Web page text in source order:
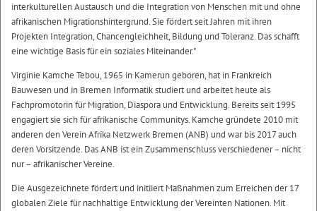
interkulturellen Austausch und die Integration von Menschen mit und ohne
afrikanischen Migrationshintergrund. Sie fördert seit Jahren mit ihren
Projekten Integration, Chancengleichheit, Bildung und Toleranz. Das schafft
eine wichtige Basis für ein soziales Miteinander."
Virginie Kamche Tebou, 1965 in Kamerun geboren, hat in Frankreich
Bauwesen und in Bremen Informatik studiert und arbeitet heute als
Fachpromotorin für Migration, Diaspora und Entwicklung. Bereits seit 1995
engagiert sie sich für afrikanische Communitys. Kamche gründete 2010 mit
anderen den Verein Afrika Netzwerk Bremen (ANB) und war bis 2017 auch
deren Vorsitzende. Das ANB ist ein Zusammenschluss verschiedener – nicht
nur – afrikanischer Vereine.
Die Ausgezeichnete fördert und initiiert Maßnahmen zum Erreichen der 17
globalen Ziele für nachhaltige Entwicklung der Vereinten Nationen. Mit